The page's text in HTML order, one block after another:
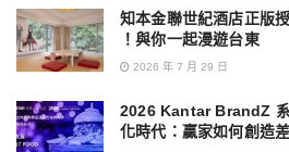
知本金聯世紀酒店正版
！與你一起漫遊台東
2026 年 7 月 29 日
2026 Kantar BrandZ
化時代：贏家如何創造